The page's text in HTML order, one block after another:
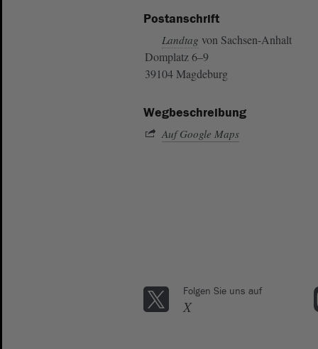
Postanschrift
Landtag von Sachsen-Anhalt
Domplatz 6–9
39104 Magdeburg
Wegbeschreibung
Auf Google Maps
Folgen Sie uns auf
X